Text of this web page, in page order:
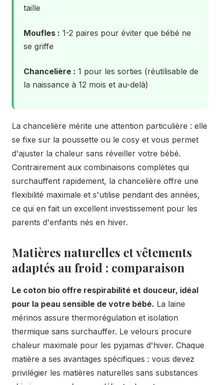
taille
Moufles : 1-2 paires pour éviter que bébé ne
se griffe
Chancelière : 1 pour les sorties (réutilisable de
la naissance à 12 mois et au-delà)
La chancelière mérite une attention particulière : elle
se fixe sur la poussette ou le cosy et vous permet
d'ajuster la chaleur sans réveiller votre bébé.
Contrairement aux combinaisons complètes qui
surchauffent rapidement, la chancelière offre une
flexibilité maximale et s'utilise pendant des années,
ce qui en fait un excellent investissement pour les
parents d'enfants nés en hiver.
Matières naturelles et vêtements
adaptés au froid : comparaison
Le coton bio offre respirabilité et douceur, idéal
pour la peau sensible de votre bébé. La laine
mérinos assure thermorégulation et isolation
thermique sans surchauffer. Le velours procure
chaleur maximale pour les pyjamas d'hiver. Chaque
matière a ses avantages spécifiques : vous devez
privilégier les matières naturelles sans substances